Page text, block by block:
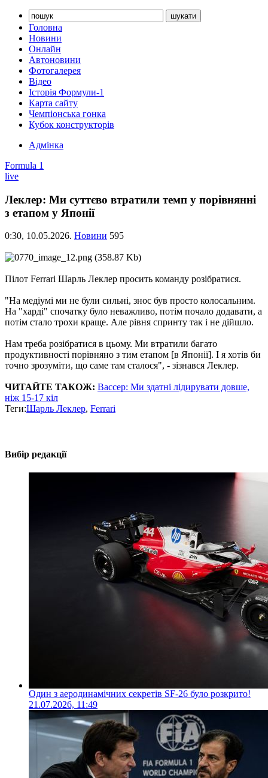
Головна
Новини
Онлайн
Автоновини
Фотогалерея
Відео
Історія Формули-1
Карта сайту
Чемпіонська гонка
Кубок конструкторів
Адмінка
Formula 1
live
Леклер: Ми суттєво втратили темп у порівнянні
з етапом у Японії
0:30, 10.05.2026. Новини 595
Пілот Ferrari Шарль Леклер просить команду розібратися.
"На медіумі ми не були сильні, знос був просто колосальним.
На "харді" спочатку було неважливо, потім почало додавати, а
потім стало трохи краще. Але рівня спринту так і не дійшло.
Нам треба розібратися в цьому. Ми втратили багато
продуктивності порівняно з тим етапом [в Японії]. І я хотів би
точно зрозуміти, що саме там сталося", - зізнався Леклер.
ЧИТАЙТЕ ТАКОЖ: Вассер: Ми здатні лідирувати довше,
ніж 15-17 кіл
Теги:Шарль Леклер, Ferrari
Вибір редакції
Один з аеродинамічних секретів SF-26 було розкрито!
21.07.2026, 11:49